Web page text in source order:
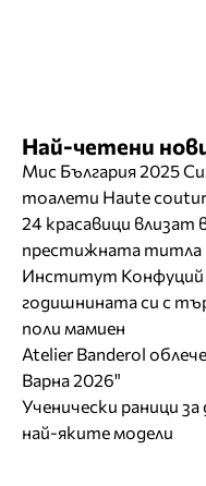
Най-четени
Мис България 2025
тоалети Haute
24 красавици влизат
престижната титла
Институт Конфуций
годишнината си с
поли мамиен
Atelier Banderol
Варна 2026"
Ученически раници
най-яките модели